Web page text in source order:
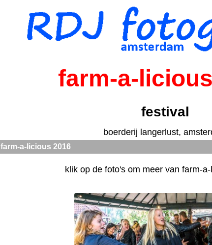
farm-a-
festival
boerderij langerlust,
farm-a-licious 2016
klik op de foto's om meer van farm-